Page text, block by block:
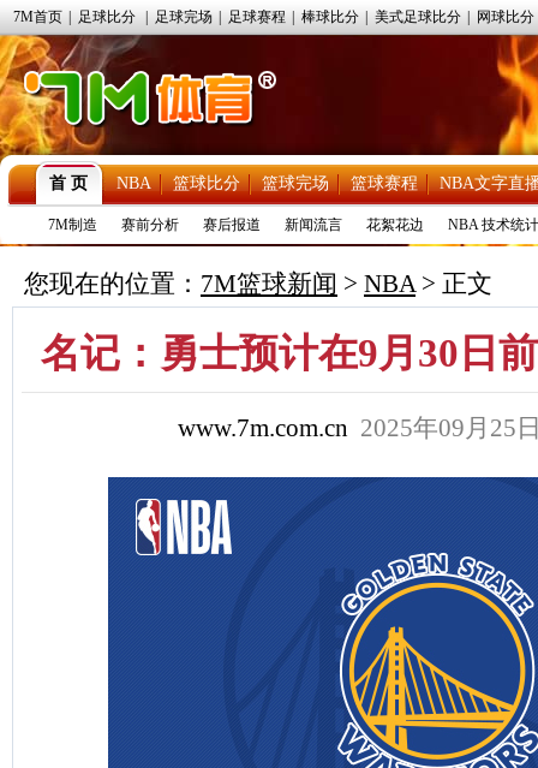
7M首页 足球比分 足球完场 足球赛程 棒球比分 美式足球比分 网球比分
首 页 NBA 篮球比分 篮球完场 篮球赛程 NBA文字直
7M制造 赛前分析 赛后报道 新闻流言 花絮花边 NBA 技术统计
您现在的位置： 7M篮球新闻 > NBA> 正文
名记：勇士预计在9月30日
www.7m.com.cn 2025年09月25